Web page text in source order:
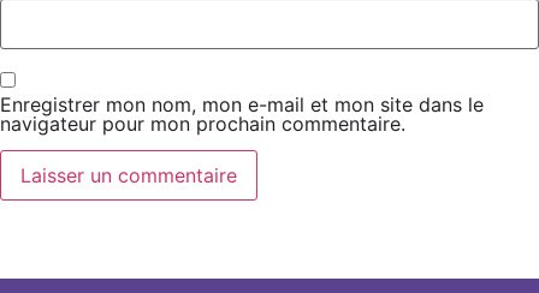
Enregistrer mon nom, mon e-mail et mon site dans le
navigateur pour mon prochain commentaire.